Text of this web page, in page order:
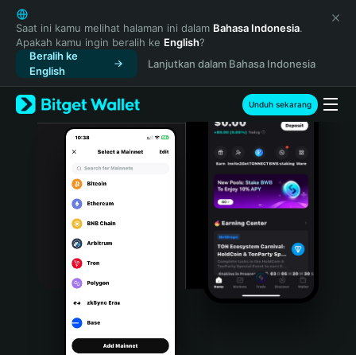
English
日本語
Tiếng Việt
Русский
Español (Latinoamérica)
Türkçe
Italiano
Português (Portugal)
Bahasa Indonesia
Português (Brasil)
Saat ini kamu melihat halaman ini dalam Bahasa Indonesia.
Apakah kamu ingin beralih ke English?
Beralih ke
English
Lanjutkan dalam Bahasa Indonesia
Unduh sekarang